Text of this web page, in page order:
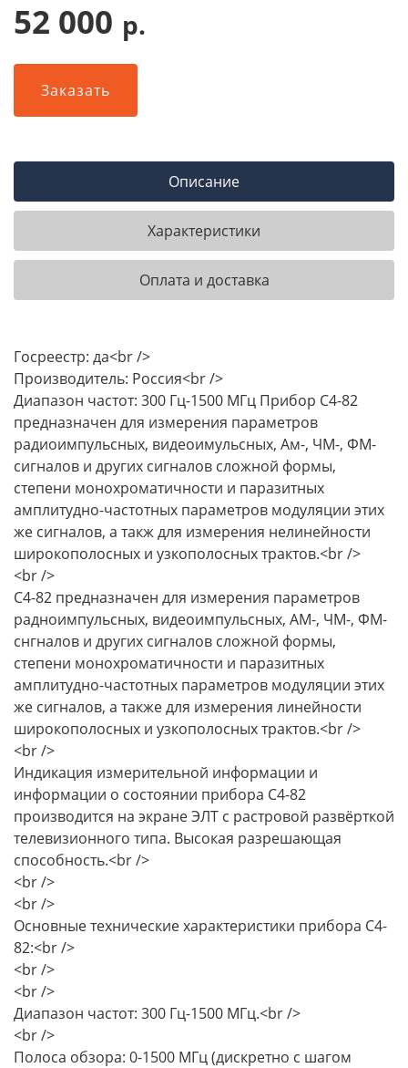
52 000 р.
Заказать
Описание
Характеристики
Оплата и доставка
Госреестр: да<br />
Производитель: Россия<br />
Диапазон частот: 300 Гц-1500 МГц Прибор С4-82
предназначен для измерения параметров
радиоимпульсных, видеоимульсных, Ам-, ЧМ-, ФМ-
сигналов и других сигналов сложной формы,
степени монохроматичности и паразитных
амплитудно-частотных параметров модуляции этих
же сигналов, а такж для измерения нелинейности
широкополосных и узкополосных трактов.<br />
<br />
С4-82 предназначен для измерения параметров
радноимпульсных, видеоимпульсных, АМ-, ЧМ-, ФМ-
снгналов и других сигналов сложной формы,
степени монохроматичности и паразитных
амплитудно-частотных параметров модуляции этих
же сигналов, а также для измерения линейности
широкополосных и узкополосных трактов.<br />
<br />
Индикация измерительной информации и
информации о состоянии прибора С4-82
производится на экране ЭЛТ с растровой развёрткой
телевизионного типа. Высокая разрешающая
способность.<br />
<br />
<br />
Основные технические характеристики прибора С4-
82:<br />
<br />
<br />
Диапазон частот: 300 Гц-1500 МГц.<br />
<br />
Полоса обзора: 0-1500 МГц (дискретно с шагом